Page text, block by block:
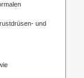
und